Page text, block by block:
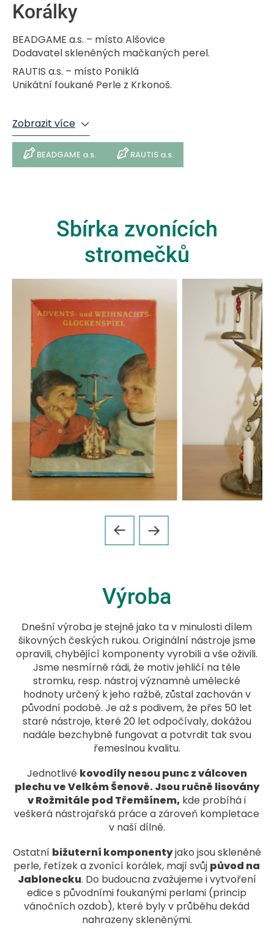
BEADGAME a.s. RAUTIS a.s.
Korálky
BEADGAME a.s. – místo Alšovice
Dodavatel skleněných mačkaných perel.
RAUTIS a.s. – místo Poniklá
Unikátní foukané Perle z Krkonoš.
Zobrazit více
Sbírka zvonících
stromečků
Výroba
Dnešní výroba je stejně jako ta v minulosti dílem
šikovných českých rukou. Originální nástroje jsme
opravili, chybějící komponenty vyrobili a vše oživili.
Jsme nesmírně rádi, že motiv jehličí na těle
stromku, resp. nástroj významné umělecké
hodnoty určený k jeho ražbě, zůstal zachován v
původní podobě. Je až s podivem, že přes 50 let
staré nástroje, které 20 let odpočívaly, dokážou
nadále bezchybně fungovat a potvrdit tak svou
řemeslnou kvalitu.
Jednotlivé kovodíly nesou punc z válcoven
plechu ve Velkém Šenově. Jsou ručně lisovány
v Rožmitále pod Třemšínem, kde probíhá i
veškerá nástrojařská práce a zároveň kompletace
v naší dílně.
Ostatní bižuterní komponentyjako jsou skleněné
perle, řetízek a zvonící korálek, mají svůj původ na
Jablonecku. Do budoucna zvažujeme i vytvoření
edice s původními foukanými perlami (princip
vánočních ozdob), které byly v průběhu dekád
nahrazeny skleněnými.